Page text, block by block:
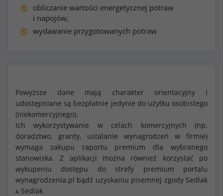
obliczanie wartości energetycznej potraw
i napojów,
wydawanie przygotowanych potraw
Powyższe dane mają charakter orientacyjny i
udostępniane są bezpłatnie jedynie do użytku osobistego
(niekomercyjnego).
Ich wykorzystywanie w celach komercyjnych (np.
doradztwo, granty, ustalanie wynagrodzeń w firmie)
wymaga zakupu raportu premium dla wybranego
stanowiska. Z aplikacji można również korzystać po
wykupeniu dostępu do strefy premium portalu
wynagrodzenia.pl bądź uzyskaniu pisemnej zgody Sedlak
& Sedlak